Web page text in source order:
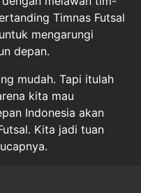
Timnas Futsal
mengarungi
depan.
mudah. Tapi itulah
kita mau
Indonesia akan
Kita jadi tuan